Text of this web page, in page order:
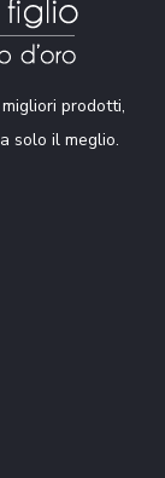
prodotti,
solo il meglio.